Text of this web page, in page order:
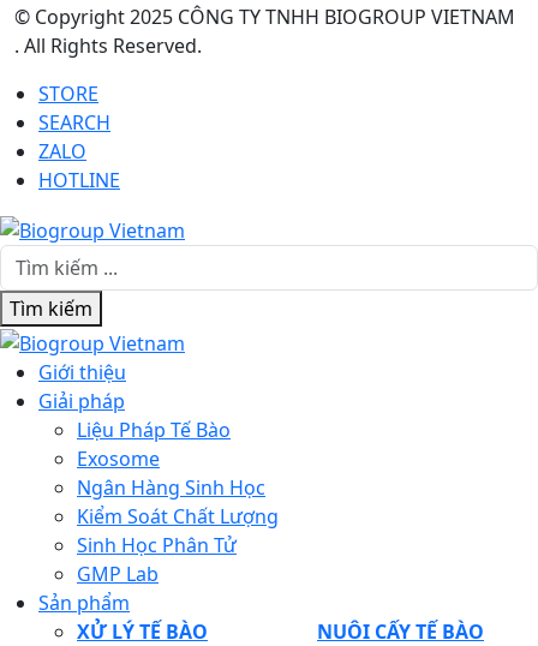
© Copyright 2025 CÔNG TY TNHH BIOGROUP VIETNAM
. All Rights Reserved.
STORE
SEARCH
ZALO
HOTLINE
Tìm kiếm
Giới thiệu
Giải pháp
Liệu Pháp Tế Bào
Exosome
Ngân Hàng Sinh Học
Kiểm Soát Chất Lượng
Sinh Học Phân Tử
GMP Lab
Sản phẩm
XỬ LÝ TẾ BÀO
NUÔI CẤY TẾ BÀO